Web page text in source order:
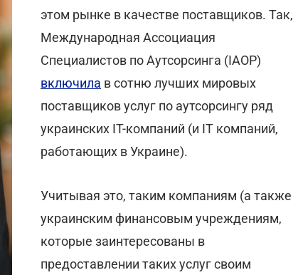
этом рынке в качестве поставщиков. Так,
Международная Ассоциация
Специалистов по Аутсорсинга (IAOP)
включила в сотню лучших мировых
поставщиков услуг по аутсорсингу ряд
украинских IT-компаний (и IT компаний,
работающих в Украине).
Учитывая это, таким компаниям (а также
украинским финансовым учреждениям,
которые заинтересованы в
предоставлении таких услуг своим